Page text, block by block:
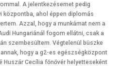
A jelentkezésemet pedig
központba, ahol éppen diplomás
Azzal, hogy a munkámat nem a
Hungariánál fogom ellátni, csak a
szembesültem. Végtelenül büszke
hogy a g2-es egészségközpont
Huszár Cecília főnővér helyetteseként